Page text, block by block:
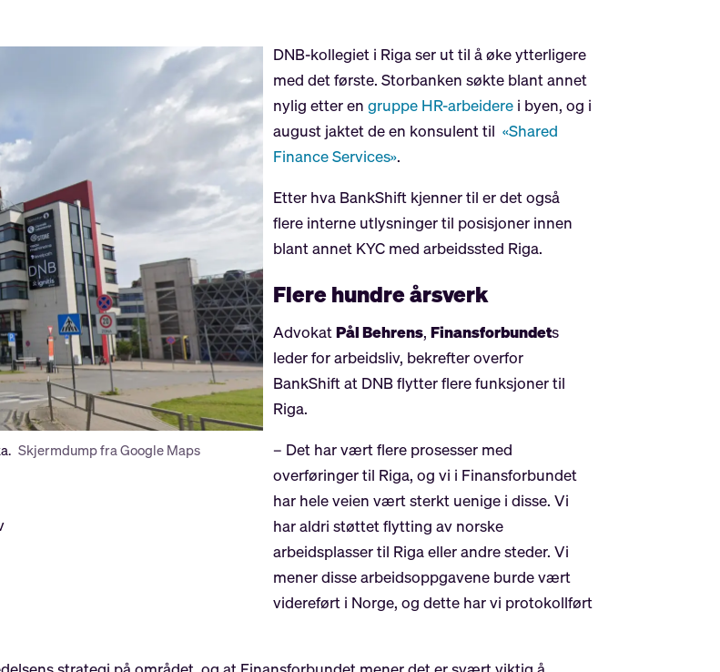
Skjermdump fra Google Maps
DNB-kollegiet i Riga ser ut til å øke ytterligere
med det første. Storbanken søkte blant annet
nylig etter engruppe HR-arbeidere i byen, og i
august jaktet de en konsulent til «Shared
Finance Services».
Etter hva BankShift kjenner til er det også
flere interne utlysninger til posisjoner innen
blant annet KYC med arbeidssted Riga.
Flere hundre årsverk
AdvokatPål Behrens,Finansforbundets
leder for arbeidsliv, bekrefter overfor
BankShift at DNB flytter flere funksjoner til
Riga.
– Det har vært flere prosesser med
overføringer til Riga, og vi i Finansforbundet
har hele veien vært sterkt uenige i disse. Vi
har aldri støttet flytting av norske
arbeidsplasser til Riga eller andre steder. Vi
mener disse arbeidsoppgavene burde vært
videreført i Norge, og dette har vi protokollført